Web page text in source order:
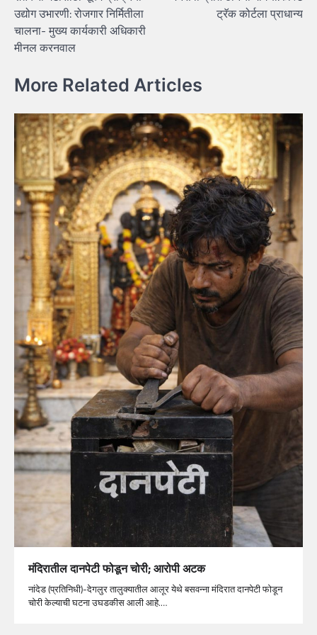
उद्योग उभारणी: रोजगार निर्मितीला
चालना- मुख्य कार्यकारी अधिकारी
मीनल करनवाल
ट्रॅक कोर्टला प्राधान्य
More Related Articles
मंदिरातील दानपेटी फोडून चोरी; आरोपी अटक
नांदेड (प्रतिनिधी)-देगलुर तालुक्यातील आलूर येथे बसवन्ना मंदिरात दानपेटी फोडून
चोरी केल्याची घटना उघडकीस आली आहे.…